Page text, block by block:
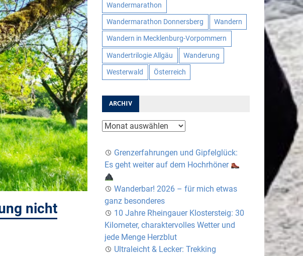
nicht
Wandermarathon
Wandermarathon Donnersberg Wandern
Wandern in Mecklenburg-Vorpommern
Wandertrilogie Allgäu Wanderung
Westerwald Österreich
ARCHIV
Archiv
Grenzerfahrungen und Gipfelglück:
Es geht weiter auf dem Hochrhöner
Wanderbar! 2026 – für mich etwas
ganz besonderes
10 Jahre Rheingauer Klostersteig: 30
Kilometer, charaktervolles Wetter und
jede Menge Herzblut
Ultraleicht & Lecker: Trekking